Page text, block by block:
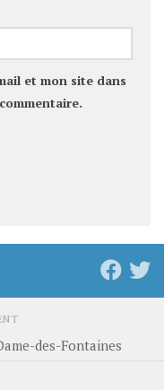
et mon site dans
des-Fontaines